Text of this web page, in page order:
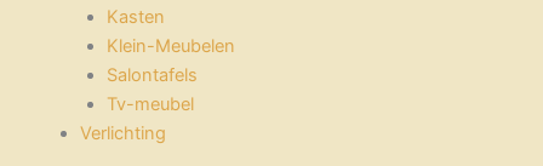
Kasten
Klein-Meubelen
Salontafels
Tv-meubel
Verlichting